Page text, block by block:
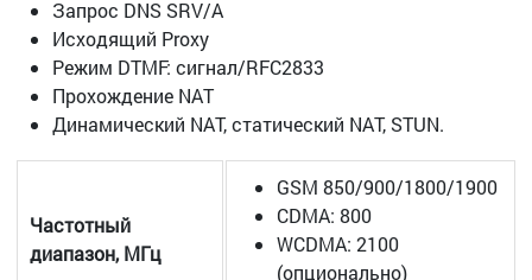
Запрос DNS SRV/A
Исходящий Proxy
Режим DTMF: сигнал/RFC2833
Прохождение NAT
Динамический NAT, статический NAT, STUN.
Частотный
диапазон, МГц
GSM 850/900/1800/1900
CDMA: 800
WCDMA: 2100
(опционально)